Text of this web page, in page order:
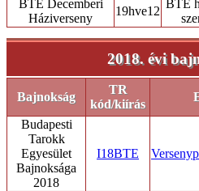
BTE Decemberi
Háziverseny
19hve12
BTE
2018. évi
Bajnokság
TR
kód/kiírás
Budapesti
Tarokk
Egyesület
Bajnoksága
2018
I18BTE